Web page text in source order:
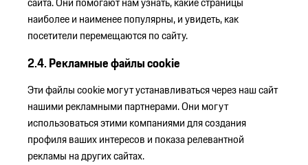
наиболее и наименее популярны, и увидеть, как
посетители перемещаются по сайту.
2.4. Рекламные файлы cookie
Эти файлы cookie могут устанавливаться через наш сайт
нашими рекламными партнерами. Они могут
использоваться этими компаниями для создания
профиля ваших интересов и показа релевантной
рекламы на других сайтах.